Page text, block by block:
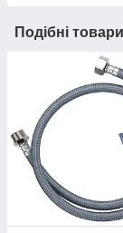
Подібні